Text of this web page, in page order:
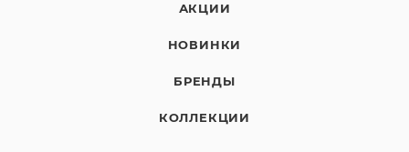
АКЦИИ
НОВИНКИ
БРЕНДЫ
КОЛЛЕКЦИИ